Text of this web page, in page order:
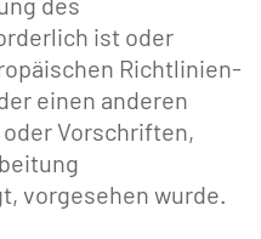
ist oder
Richtlinien-
einen anderen
Vorschriften,
vorgesehen wurde.